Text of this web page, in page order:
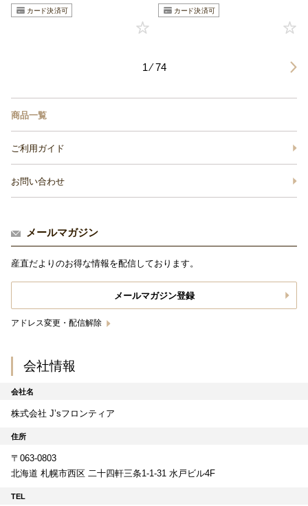
1 ⁄ 74
商品一覧
ご利用ガイド
お問い合わせ
メールマガジン
産直だよりのお得な情報を配信しております。
メールマガジン登録
アドレス変更・配信解除
会社情報
会社名
株式会社 J’sフロンティア
住所
〒063-0803
北海道 札幌市西区 二十四軒三条1-1-31 水戸ビル4F
TEL